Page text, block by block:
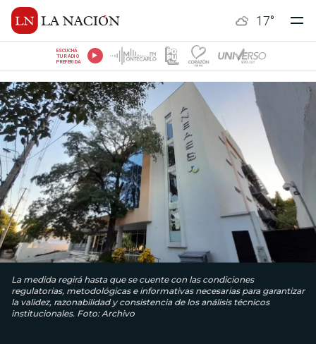
17°
ESCUCHÁ
TU RADIO
PREFERIDA
La medida regirá hasta que se cuente con las condiciones
regulatorias, metodológicas e informativas necesarias para garantizar
la validez, razonabilidad y consistencia de los análisis técnicos
institucionales. Foto: Archivo